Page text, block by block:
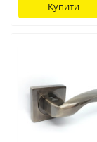
Купити